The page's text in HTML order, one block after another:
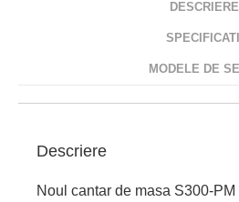
DESCRIERE
SPECIFICATII
MODELE DE
Descriere
Noul cantar de masa S300-